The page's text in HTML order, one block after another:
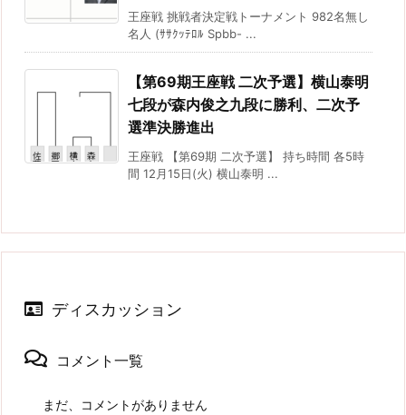
王座戦 挑戦者決定戦トーナメント 982名無し
名人 (ｻｻｸｯﾃﾛﾙ Spbb- ...
【第69期王座戦 二次予選】横山泰明
七段が森内俊之九段に勝利、二次予
選準決勝進出
王座戦 【第69期 二次予選】 持ち時間 各5時
間 12月15日(火) 横山泰明 ...
ディスカッション
コメント一覧
まだ、コメントがありません